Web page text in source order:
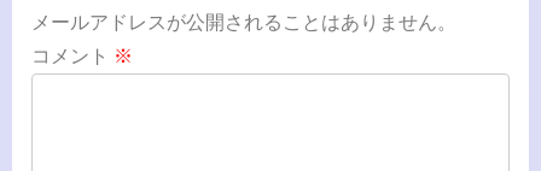
メールアドレスが公開されることはありません。
コメント ※